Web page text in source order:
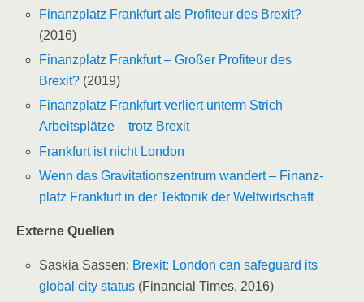
Finanz­platz Frank­furt als Pro­fi­teur des Brexit?
(2016)
Finanz­platz Frank­furt – Gro­ßer Pro­fi­teur des
Brexit? (2019)
Finanz­platz Frank­furt ver­liert unterm Strich
Arbeits­plät­ze – trotz Brexit
Frank­furt ist nicht London
Wenn das Gra­vi­ta­ti­ons­zen­trum wan­dert – Finanz­
platz Frank­furt in der Tek­to­nik der Weltwirtschaft
Exter­ne Quellen
Saskia Sas­sen: Brexit: Lon­don can safe­guard its
glo­bal city sta­tus (Finan­cial Times, 2016)